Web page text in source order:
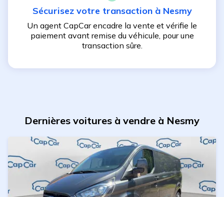
Sécurisez votre transaction à Nesmy
Un agent CapCar encadre la vente et vérifie le
paiement avant remise du véhicule, pour une
transaction sûre.
Dernières voitures à vendre à Nesmy